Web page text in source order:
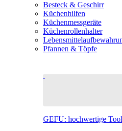
Besteck & Geschirr
Küchenhilfen
Küchenmessgeräte
Küchenrollenhalter
Pfannen & Töpfe
GEFU: hochwertige